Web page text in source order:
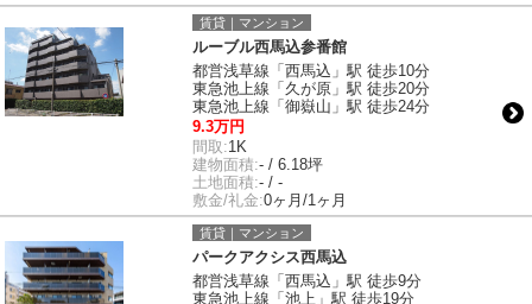
賃貸｜マンション
ルーブル西馬込参番館
都営浅草線「西馬込」駅 徒歩10分
東急池上線「久が原」駅 徒歩20分
東急池上線「御嶽山」駅 徒歩24分
9.3万円
間取:1K
建物面積:- / 6.18坪
土地面積:- / -
敷金/礼金:0ヶ月/1ヶ月
賃貸｜マンション
パークアクシス西馬込
都営浅草線「西馬込」駅 徒歩9分
東急池上線「池上」駅 徒歩19分